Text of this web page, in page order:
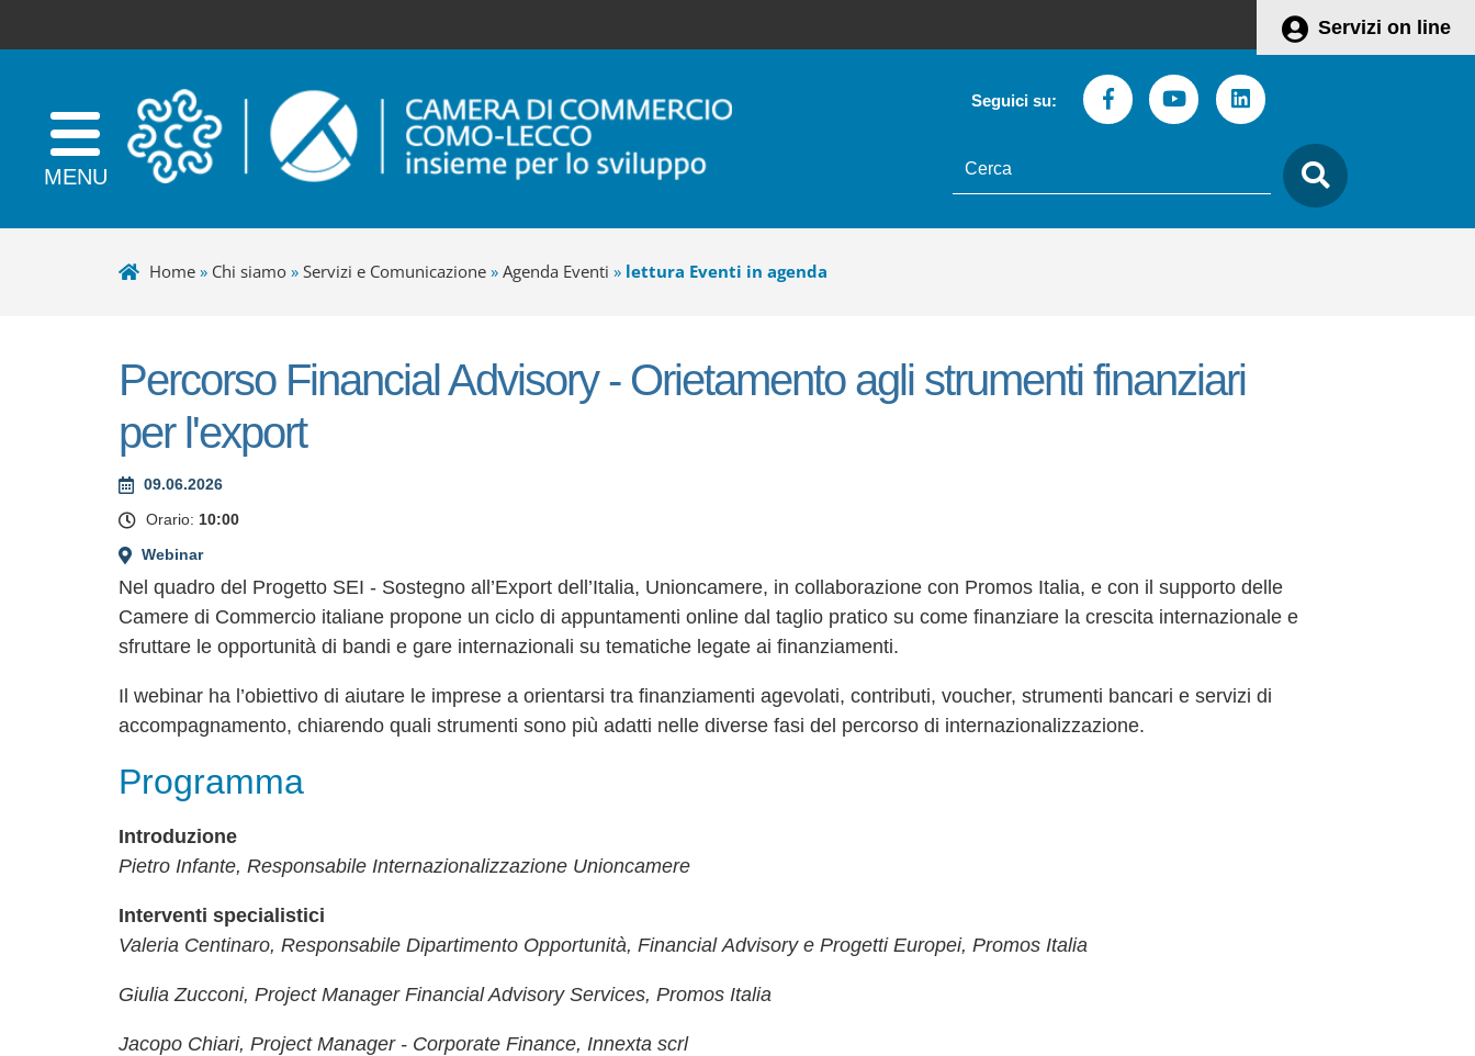
Servizi on line
Seguici su: FacebookYoutubeLinkedin
testo
da
cercare
Home» Chi siamo» Servizi e Comunicazione» Agenda Eventi » lettura Eventi in agenda
Percorso Financial Advisory - Orietamento agli strumenti finanziari
per l'export
+
−
09.06.2026
Orario: 10:00
Webinar
Nel quadro del Progetto SEI - Sostegno all’Export dell’Italia, Unioncamere, in collaborazione con Promos Italia, e con il supporto delle
Camere di Commercio italiane propone un ciclo di appuntamenti online dal taglio pratico su come finanziare la crescita internazionale e
sfruttare le opportunità di bandi e gare internazionali su tematiche legate ai finanziamenti.
Il webinar ha l’obiettivo di aiutare le imprese a orientarsi tra finanziamenti agevolati, contributi, voucher, strumenti bancari e servizi di
accompagnamento, chiarendo quali strumenti sono più adatti nelle diverse fasi del percorso di internazionalizzazione.
Programma
Introduzione
Pietro Infante, Responsabile Internazionalizzazione Unioncamere
Interventi specialistici
Valeria Centinaro, Responsabile Dipartimento Opportunità, Financial Advisory e Progetti Europei, Promos Italia
Giulia Zucconi, Project Manager Financial Advisory Services, Promos Italia
Jacopo Chiari, Project Manager - Corporate Finance, Innexta scrl